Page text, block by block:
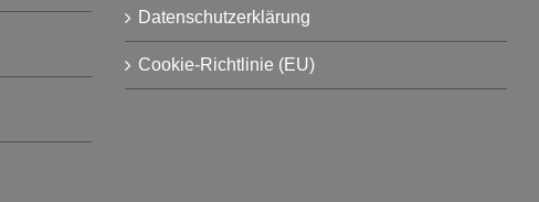
Datenschutzerklärung
Cookie-Richtlinie (EU)